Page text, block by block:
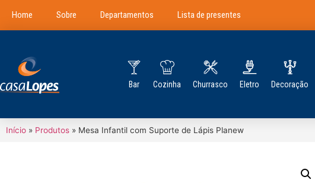
Home Sobre Departamentos Lista de presentes
Bar Cozinha Churrasco Eletro Decoração
Início » Produtos » Mesa Infantil com Suporte de Lápis Planew